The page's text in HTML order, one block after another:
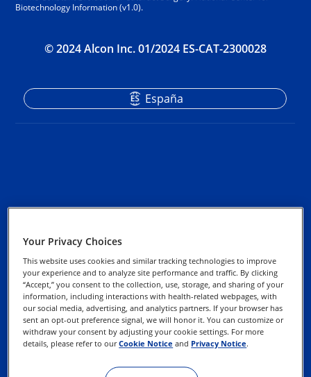
Biotechnology Information (v1.0).
© 2024 Alcon Inc. 01/2024 ES-CAT-2300028
Contáctenos
Solicitud de una nueva
cuenta de cliente
España
Administración de
cookies
Ejerce tus derechos
Términos de uso
Your Privacy Choices
This website uses cookies and similar tracking technologies to improve
your experience and to analyze site performance and traffic. By clicking
“Accept,” you consent to the collection, use, storage, and sharing of your
information, including interactions with health-related webpages, with
our social media, advertising, and analytics partners. If your browser has
sent an opt-out preference signal, we will honor it. You can customize or
withdraw your consent by adjusting your cookie settings. For more
details, please refer to ourCookie Notice and Privacy Notice.